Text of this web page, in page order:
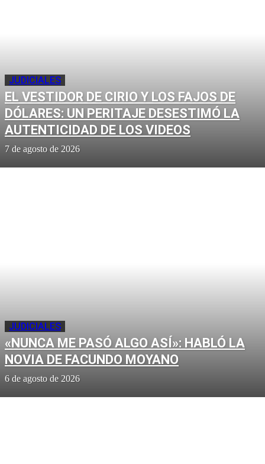
JUDICIALES
EL VESTIDOR DE CIRIO Y LOS FAJOS DE
DÓLARES: UN PERITAJE DESESTIMÓ LA
AUTENTICIDAD DE LOS VIDEOS
7 de agosto de 2026
JUDICIALES
«NUNCA ME PASÓ ALGO ASÍ»: HABLÓ LA
NOVIA DE FACUNDO MOYANO
6 de agosto de 2026